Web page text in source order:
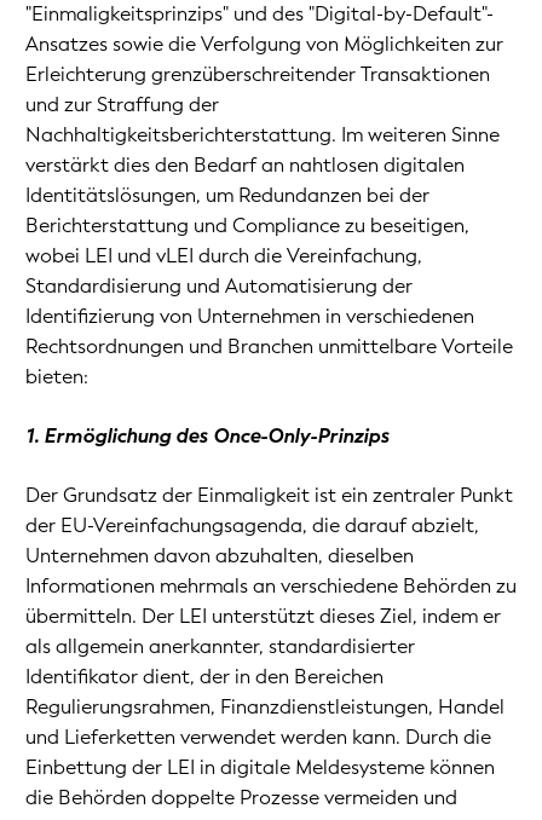
"Einmaligkeitsprinzips" und des "Digital-by-Default"-
Ansatzes sowie die Verfolgung von Möglichkeiten zur
Erleichterung grenzüberschreitender Transaktionen
und zur Straffung der
Nachhaltigkeitsberichterstattung. Im weiteren Sinne
verstärkt dies den Bedarf an nahtlosen digitalen
Identitätslösungen, um Redundanzen bei der
Berichterstattung und Compliance zu beseitigen,
wobei LEI und vLEI durch die Vereinfachung,
Standardisierung und Automatisierung der
Identifizierung von Unternehmen in verschiedenen
Rechtsordnungen und Branchen unmittelbare Vorteile
bieten:
1. Ermöglichung des Once-Only-Prinzips
Der Grundsatz der Einmaligkeit ist ein zentraler Punkt
der EU-Vereinfachungsagenda, die darauf abzielt,
Unternehmen davon abzuhalten, dieselben
Informationen mehrmals an verschiedene Behörden zu
übermitteln. Der LEI unterstützt dieses Ziel, indem er
als allgemein anerkannter, standardisierter
Identifikator dient, der in den Bereichen
Regulierungsrahmen, Finanzdienstleistungen, Handel
und Lieferketten verwendet werden kann. Durch die
Einbettung der LEI in digitale Meldesysteme können
die Behörden doppelte Prozesse vermeiden und